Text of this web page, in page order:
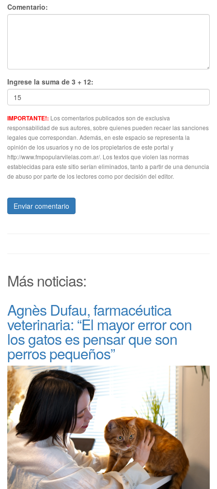
Comentario:
Ingrese la suma de 3 + 12:
IMPORTANTE!: Los comentarios publicados son de exclusiva
responsabilidad de sus autores, sobre quienes pueden recaer las sanciones
legales que correspondan. Además, en este espacio se representa la
opinión de los usuarios y no de los propietarios de este portal y
http://www.fmpopularvilelas.com.ar/. Los textos que violen las normas
establecidas para este sitio serían eliminados, tanto a partir de una denuncia
de abuso por parte de los lectores como por decisión del editor.
Enviar comentario
Más noticias:
Agnès Dufau, farmacéutica
veterinaria: “El mayor error con
los gatos es pensar que son
perros pequeños”